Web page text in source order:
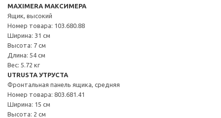
MAXIMERA МАКСИМЕРА
Ящик, высокий
Номер товара: 103.680.88
Ширина: 31 см
Высота: 7 см
Длина: 54 см
Вес: 5.72 кг
UTRUSTA УТРУСТА
Фронтальная панель ящика, средняя
Номер товара: 803.681.41
Ширина: 15 см
Высота: 2 см